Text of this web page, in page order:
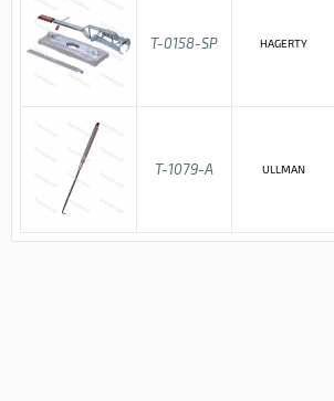
T-0158-SP HAGERTY
T-1079-A ULLMAN